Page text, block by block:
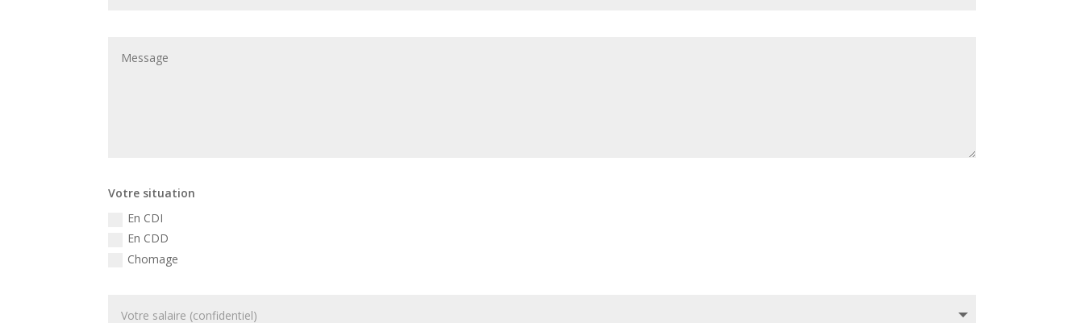
Votre situation
En CDI
En CDD
Chomage